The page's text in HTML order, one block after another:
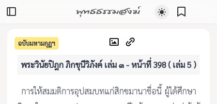
พุทธธรรมสงฆ์
ฉบับมหามกุฏฯ
พระวินัยปิฎก ภิกขุนีวิภังค์ เล่ม ๓ - หน้าที่ 398 ( เล่ม 5 )
การให้สมมติการอุปสมบทแก่สิกขมานาชื่อนี้ ผู้ได้ศึกษา